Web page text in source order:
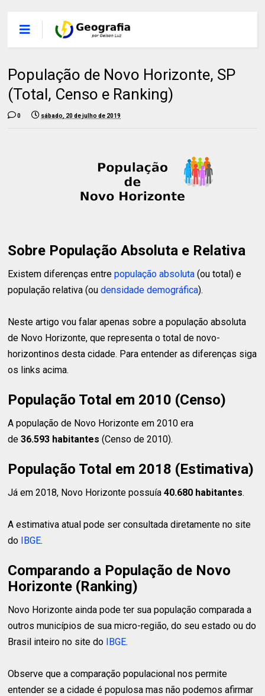
População de Novo Horizonte, SP
(Total, Censo e Ranking)
0 sábado, 20 de julho de 2019
Sobre População Absoluta e Relativa
Existem diferenças entrepopulação absoluta (ou total) e
população relativa (oudensidade demográfica).
Neste artigo vou falar apenas sobre a população absoluta
de Novo Horizonte, que representa o total de novo-
horizontinos desta cidade. Para entender as diferenças siga
os links acima.
População Total em 2010 (Censo)
A população de Novo Horizonte em 2010 era
de36.593 habitantes(Censo de 2010).
População Total em 2018 (Estimativa)
Já em 2018, Novo Horizonte possuía40.680 habitantes.
A estimativa atual pode ser consultada diretamente no site
do IBGE.
Comparando a População de Novo
Horizonte (Ranking)
Novo Horizonte ainda pode ter sua população comparada a
outros municípios de sua micro-região, do seu estado ou do
Brasil inteiro no site do IBGE.
Observe que a comparação populacional nos permite
entender se a cidade é populosa mas não podemos afirmar